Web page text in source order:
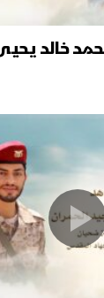
خالد